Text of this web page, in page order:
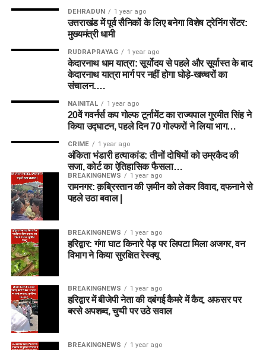
DEHRADUN 1 year ago
उत्तराखंड में पूर्व सैनिकों के लिए बनेगा विशेष ट्रेनिंग सेंटर:
मुख्यमंत्री धामी
RUDRAPRAYAG 1 year ago
केदारनाथ धाम यात्रा: सूर्योदय से पहले और सूर्यास्त के बाद
केदारनाथ यात्रा मार्ग पर नहीं होगा घोड़े-खच्चरों का
संचालन….
NAINITAL 1 year ago
20वें गवर्नर्स कप गोल्फ टूर्नामेंट का राज्यपाल गुरमीत सिंह ने
किया उद्घाटन, पहले दिन 70 गोल्फरों ने लिया भाग…
CRIME 1 year ago
अंकिता भंडारी हत्याकांड: तीनों दोषियों को उम्रकैद की
सजा, कोर्ट का ऐतिहासिक फैसला…
BREAKINGNEWS 1 year ago
रामनगर: क़ब्रिस्तान की ज़मीन को लेकर विवाद, दफनाने से
पहले उठा बवाल |
BREAKINGNEWS 1 year ago
हरिद्वार: गंगा घाट किनारे पेड़ पर लिपटा मिला अजगर, वन
विभाग ने किया सुरक्षित रेस्क्यू
BREAKINGNEWS 1 year ago
हरिद्वार में बीजेपी नेता की दबंगई कैमरे में कैद, अफसर पर
बरसे अपशब्द, चुप्पी पर उठे सवाल
BREAKINGNEWS 1 year ago